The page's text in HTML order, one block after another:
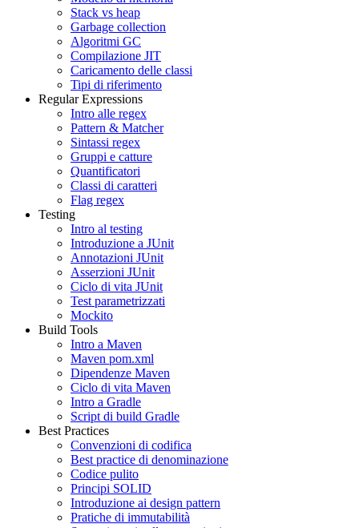
Stack vs heap
Garbage collection
Algoritmi GC
Compilazione JIT
Caricamento delle classi
Tipi di riferimento
Regular Expressions
Intro alle regex
Pattern & Matcher
Sintassi regex
Gruppi e catture
Quantificatori
Classi di caratteri
Flag regex
Testing
Intro al testing
Introduzione a JUnit
Annotazioni JUnit
Asserzioni JUnit
Ciclo di vita JUnit
Test parametrizzati
Mockito
Build Tools
Intro a Maven
Maven pom.xml
Dipendenze Maven
Ciclo di vita Maven
Intro a Gradle
Script di build Gradle
Best Practices
Convenzioni di codifica
Best practice di denominazione
Codice pulito
Principi SOLID
Introduzione ai design pattern
Pratiche di immutabilità